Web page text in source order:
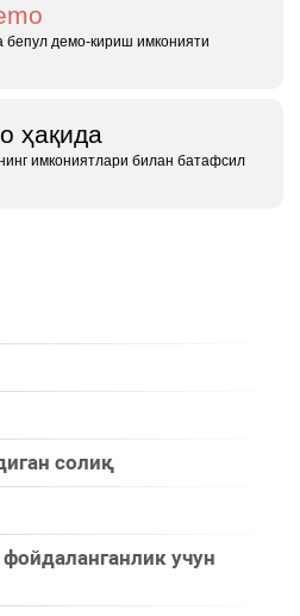
бепул демо‑кириш имконияти
ҳақида
имкониятлари билан батафсил
солиқ
учун